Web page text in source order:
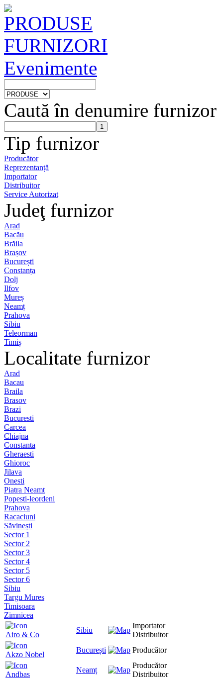
PRODUSE
FURNIZORI
Evenimente
Caută în denumire furnizor
Tip furnizor
Producător
Reprezentanță
Importator
Distribuitor
Service Autorizat
Judeţ furnizor
Arad
Bacău
Brăila
Brașov
București
Constanța
Dolj
Ilfov
Mureș
Neamț
Prahova
Sibiu
Teleorman
Timiș
Localitate furnizor
Arad
Bacau
Braila
Brasov
Brazi
Bucuresti
Carcea
Chiajna
Constanta
Gheraesti
Ghioroc
Jilava
Onesti
Piatra Neamt
Popesti-leordeni
Prahova
Racaciuni
Săvinești
Sector 1
Sector 2
Sector 3
Sector 4
Sector 5
Sector 6
Sibiu
Targu Mures
Timisoara
Zimnicea
Airo & Co
Sibiu
Importator
Distribuitor
Akzo Nobel
București Producător
Andbas
Neamț
Producător
Distribuitor